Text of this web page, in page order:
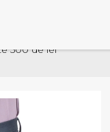
500 de lei